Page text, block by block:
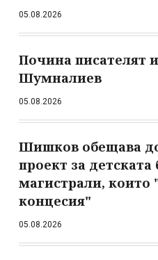
05.08.2026
Почина писателят
Шумналиев
05.08.2026
Шишков обещава до
проект за
магистрали,
концесия"
05.08.2026